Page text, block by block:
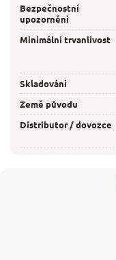
Bezpečnostní
upozornění
Minimální trvanlivost
Skladování
Země původu
Distributor / dovozce